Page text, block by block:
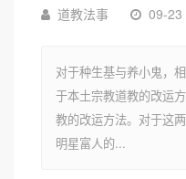
道教法事 09-23
对于种生基与养小鬼，
于本土宗教道教的改运
教的改运方法。对于这
明星富人的...